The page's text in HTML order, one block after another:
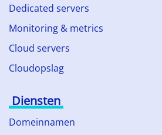
Dedicated servers
Monitoring & metrics
Cloud servers
Cloudopslag
Diensten
Domeinnamen